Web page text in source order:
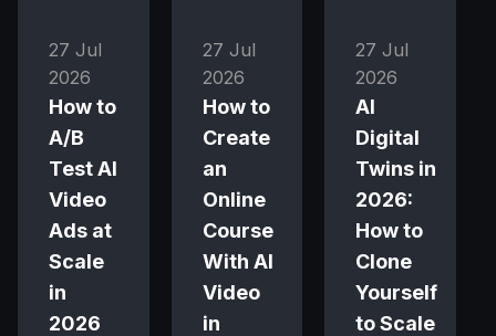
27 Jul
2026
How to
A/B
Test AI
Video
Ads at
Scale
in
2026
27 Jul
2026
How to
Create
an
Online
Course
With AI
Video
in
27 Jul
2026
AI
Digital
Twins in
2026:
How to
Clone
Yourself
to Scale